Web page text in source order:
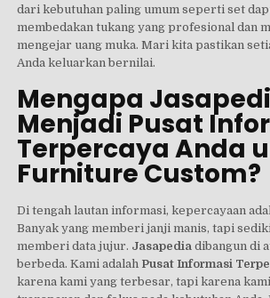
dari kebutuhan paling umum seperti set
membedakan tukang yang profesional dan
mengejar uang muka. Mari kita pastikan
Anda keluarkan bernilai.
Mengapa
Menjadi Pusat
Terpercaya Anda
Furniture Custom?
Di tengah lautan informasi, kepercayaan
Banyak yang memberi janji manis, tapi
memberi data jujur. Jasapedia dibangun di
berbeda. Kami adalah Pusat Informasi
karena kami yang terbesar, tapi karena